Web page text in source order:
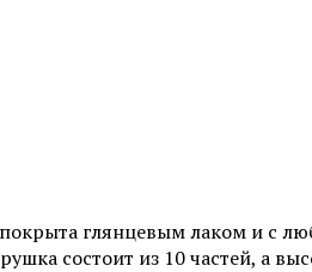
глянцевым лаком и с
состоит из 10 частей, а